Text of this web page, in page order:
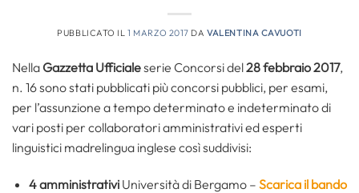
PUBBLICATO IL1 MARZO 2017 DAVALENTINA CAVUOTI
Nella Gazzetta Ufficialeserie Concorsi del28 febbraio 2017,
n. 16 sono stati pubblicati più concorsi pubblici, per esami,
per l’assunzione a tempo determinato e indeterminato di
vari posti per collaboratori amministrativi ed esperti
linguistici madrelingua inglese così suddivisi:
4 amministrativiUniversità di Bergamo – Scarica il bando